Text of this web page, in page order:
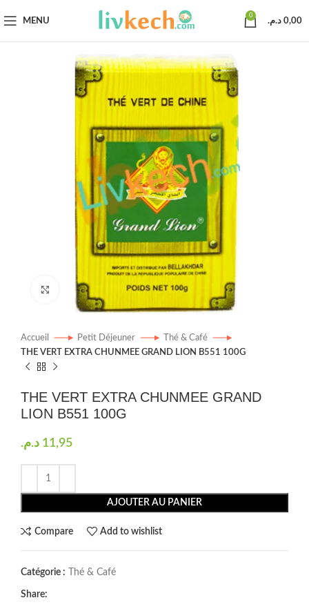
MENU
0
0,00 د.م.
Click to enlarge
Accueil Petit Déjeuner
Thé & Café
THE VERT EXTRA CHUNMEE GRAND LION B551 100G
THE VERT EXTRA CHUNMEE GRAND
LION B551 100G
11,95 د.م.
AJOUTER AU PANIER
Compare Add to wishlist
Catégorie : Thé & Café
Share: